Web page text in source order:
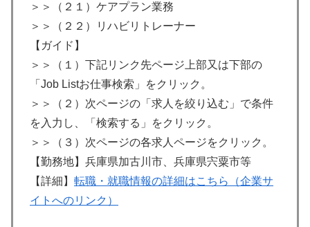
＞＞（２１）ケアプラン業務
＞＞（２２）リハビリトレーナー
【ガイド】
＞＞（１）下記リンク先ページ上部又は下部の
「Job Listお仕事検索」をクリック。
＞＞（２）次ページの「求人を絞り込む」で条件
を入力し、「検索する」をクリック。
＞＞（３）次ページの各求人ページをクリック。
【勤務地】兵庫県加古川市、兵庫県宍粟市等
【詳細】 転職・就職情報の詳細はこちら（企業サ
イトへのリンク）